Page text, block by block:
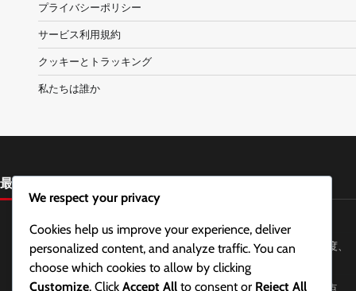
プライバシーポリシー
サービス利用規約
クッキーとトラッキング
私たちは誰か
最近の投稿
緊張型頭痛緩和のためのウォールエンジェル：テクニック、頻度、
顎のリラクゼーションのための舌の位置付け：方法、効果、利点
We respect your privacy
Cookies help us improve your experience, deliver
personalized content, and analyze traffic. You can
choose which cookies to allow by clicking
Customize. Click Accept All to consent or Reject All